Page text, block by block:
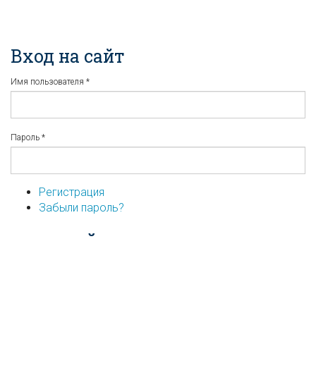
Вход на сайт
Имя пользователя *
Пароль *
Регистрация
Забыли пароль?
...или войдите используя